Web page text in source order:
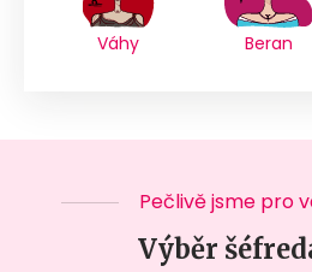
Váhy Beran
Pečlivě jsme pro
Výběr